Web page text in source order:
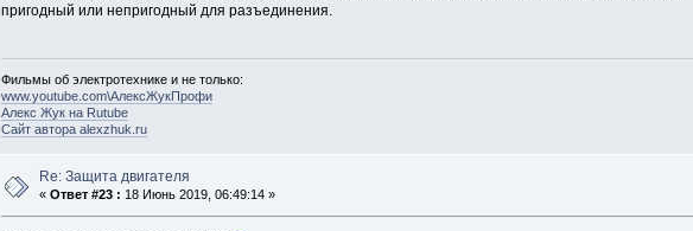
пригодный или непригодный для разъединения.
Фильмы об электротехнике и не только:
www.youtube.com\АлексЖукПрофи
Алекс Жук на Rutube
Сайт автора alexzhuk.ru
Re: Защита двигателя
«Ответ #23 : 18 Июнь 2019, 06:49:14 »